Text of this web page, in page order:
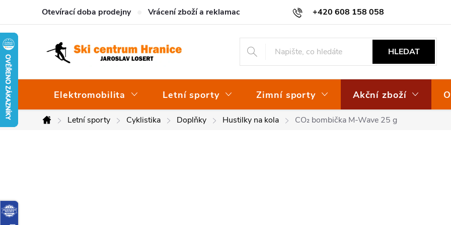
obsah
+420 608 158 058
Otevírací doba prodejny Vrácení zboží a reklamace Osvědčení EKO-KOM
HLEDAT
Elektromobilita Letní sporty Zimní sporty Akční zboží
DomůLetní sporty Cyklistika Doplňky Hustilky na kola CO₂ bombička M-Wave 25 g